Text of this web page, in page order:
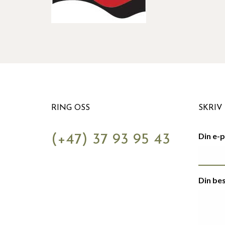
RING OSS
(+47) 37 93 95 43
SKRIV
Din e-
Din